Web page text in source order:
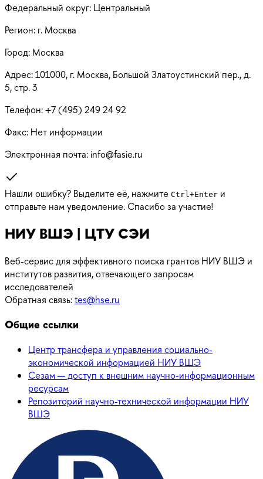
Федеральный округ: Центральный
Регион: г. Москва
Город: Москва
Адрес:101000, г. Москва, Большой Златоустинский пер., д.
5, стр. 3
Телефон:+7 (495) 249 24 92
Факс: Нет информации
Электронная почта: info@fasie.ru
Нашли ошибку? Выделите её, нажмите Ctrl +Enter и
отправьте нам уведомление. Спасибо за участие!
НИУ ВШЭ | ЦТУ СЭИ
Веб-сервис для эффективного поиска грантов НИУ ВШЭ и
институтов развития, отвечающего запросам
исследователей
Обратная связь:tes@hse.ru
Общие ссылки
Центр трансфера и управления социально-
экономической информацией НИУ ВШЭ
Сезам — доступ к внешним научно-информационным
ресурсам
Репозиторий научно-технической информации НИУ
ВШЭ